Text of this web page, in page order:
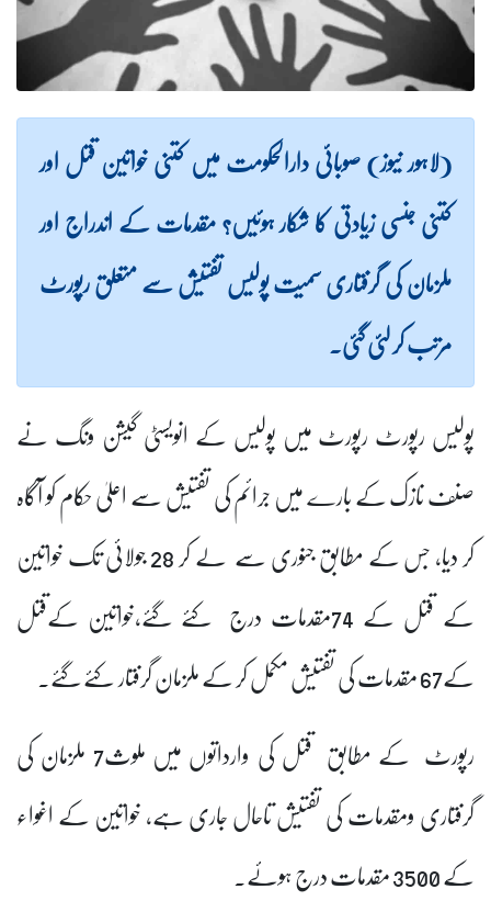
(لاہور نیوز) صوبائی دارالحکومت میں کتنی خواتین قتل اور
کتنی جنسی زیادتی کا شکار ہوئیں؟ مقدمات کے اندراج اور
ملزمان کی گرفتاری سمیت پولیس تفتیش سے متعلق رپورٹ
مرتب کر لئی گئی۔
پولیس رپورٹ رپورٹ میں پولیس کے انویسٹی گیشن ونگ نے
صنف نازک کے بارے میں جرائم کی تفتیش سے اعلیٰ حکام کو آگاہ
کر دیا، جس کے مطابق جنوری سے لے کر 28 جولائی تک خواتین
کے قتل کے 74مقدمات درج کئے گئے،خواتین کےقتل
کے67 مقدمات کی تفتیش مکمل کر کے ملزمان گرفتار کئے گئے۔
رپورٹ کے مطابق قتل کی وارداتوں میں ملوث7 ملزمان کی
گرفتاری ومقدمات کی تفتیش تاحال جاری ہے، خواتین کے اغواء
کے 3500 مقدمات درج ہوئے۔